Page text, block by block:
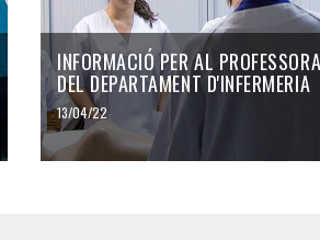
INFORMACIÓ PER AL
DEL DEPARTAMENT D'INFERMERIA
13/04/22